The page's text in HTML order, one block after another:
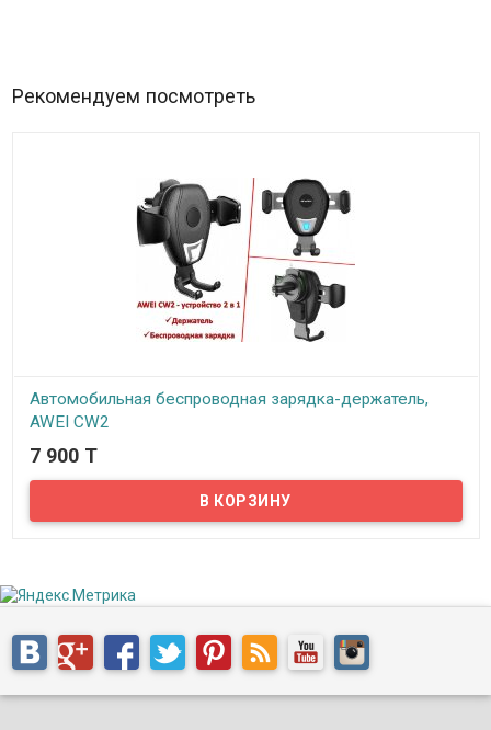
Рекомендуем посмотреть
Автомобильная беспроводная зарядка-держатель,
AWEI CW2
В наличии
Представляем Вам автомобильную беспроводную зарядку-
держатель AWEI CW2. AWEI CW2 - устройство 2 в 1, объединившее
в себе функцию держателя и бесконтактной индуктивной
7 900 T